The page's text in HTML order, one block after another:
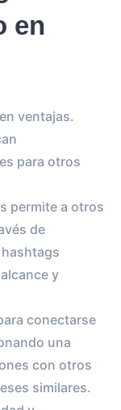
en
ventajas.
para otros
permite a otros
de
y
conectarse
una
con otros
similares.